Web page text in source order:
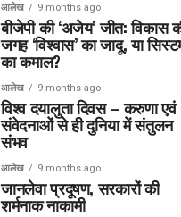
आलेख 9 months ago
बीजेपी की ‘अजेय’ जीत: विकास
जगह ‘विश्वास’ का जादू, या
का कमाल?
आलेख 9 months ago
विश्व दयालुता दिवस – करुणा एवं
संवेदनाओं से ही दुनिया में संतुलन
संभव
आलेख 9 months ago
जानलेवा प्रदूषण, सरकारों की
शर्मनाक नाकामी